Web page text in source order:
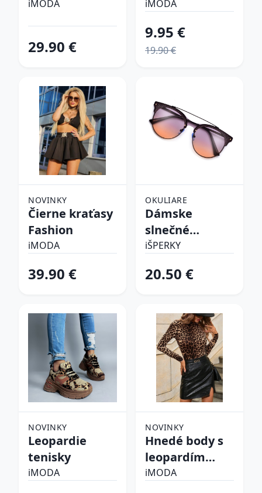
iMODA
29.90 €
iMODA
9.95 €
19.90 €
NOVINKY
Čierne kraťasy
Fashion
iMODA
39.90 €
OKULIARE
Dámske
slnečné
okuliare
iŠPERKY
20.50 €
NOVINKY
Leopardie
tenisky
iMODA
NOVINKY
Hnedé body s
leopardím
vzorom
iMODA